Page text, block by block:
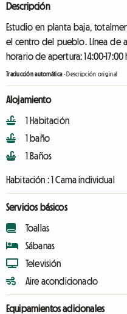
Descripción
Estudio en planta baja,
el centro del pueblo. Línea de
horario de apertura: 14:00-
Traducción automática-Descripción original
Alojamiento
1 Habitación
1 baño
1 Baños
Habitación :1 Cama individual
Servicios básicos
Toallas
Sábanas
Televisión
Aire acondicionado
Equipamientos adicionales